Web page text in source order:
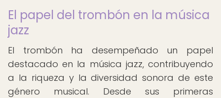
El papel del trombón en la música
jazz
El trombón ha desempeñado un papel
destacado en la música jazz, contribuyendo
a la riqueza y la diversidad sonora de este
género musical. Desde sus primeras